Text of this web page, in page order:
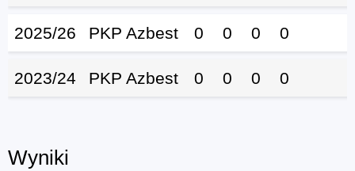
2025/26 PKP Azbest 0 0 0 0
2023/24 PKP Azbest 0 0 0 0
Wyniki